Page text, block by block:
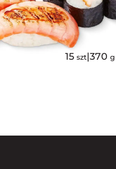
15szt|370g